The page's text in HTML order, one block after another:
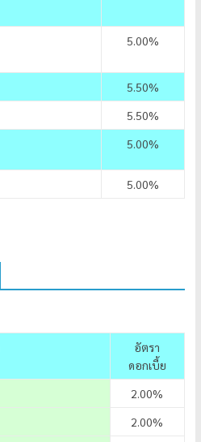
5.00%
5.50%
5.50%
5.00%
5.00%
อัตรา
ดอกเบี้ย
2.00%
2.00%